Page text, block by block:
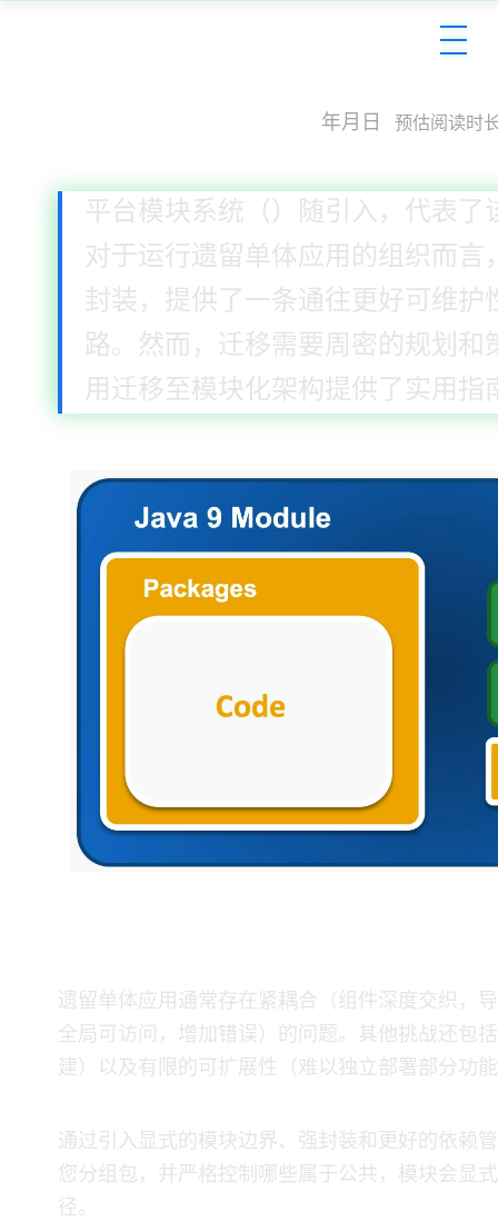
2025年12月2日 预估阅读时长
Java平台模块系统（JPMS）随Java 9引入
对于运行遗留单体应用的组织而言，
封装，提供了一条通往更好可维护
路。然而，迁移需要周密的规划和策
用迁移至模块化架构提供了实用指
遗留Java单体应用通常存在紧耦合（组件深度交织
全局可访问，增加错误）的问题。其他挑战还包
建）以及有限的可扩展性（难以独立部署部分功
JPMS通过引入显式的模块边界、强封装和更好的依
您分组包，并严格控制哪些属于公共API，模块会
径。